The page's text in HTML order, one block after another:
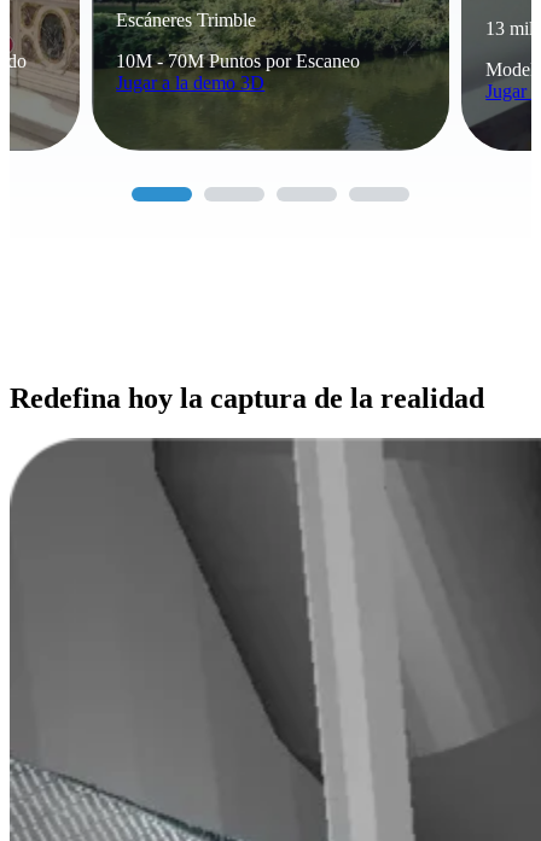
Escáneres Trimble
10M - 70M Puntos por Escaneo
Jugar a la demo 3D
13
Jugar
Redefina hoy la captura de la realidad